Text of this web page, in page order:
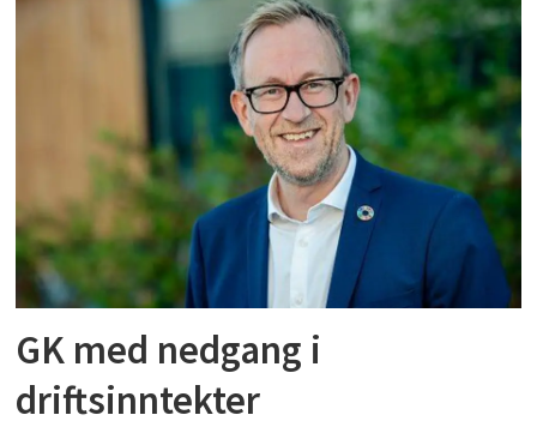
GK med nedgang i
driftsinntekter